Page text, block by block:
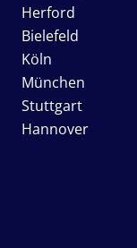
Herford
Bielefeld
Köln
München
Stuttgart
Hannover